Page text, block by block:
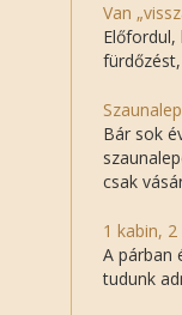
Van
Előfordul,
Bár sok
csak
1 kabin,
A párban
tudunk